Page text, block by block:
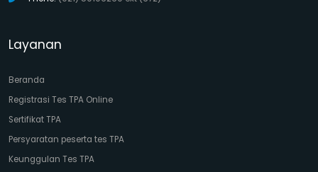
Layanan
Beranda
Registrasi Tes TPA Online
Sertifikat TPA
Persyaratan peserta tes TPA
Keunggulan Tes TPA